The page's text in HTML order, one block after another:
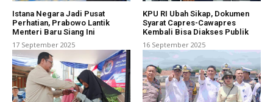
Istana Negara Jadi Pusat
Perhatian, Prabowo Lantik
Menteri Baru Siang Ini
17 September 2025
KPU RI Ubah Sikap, Dokumen
Syarat Capres-Cawapres
Kembali Bisa Diakses Publik
16 September 2025